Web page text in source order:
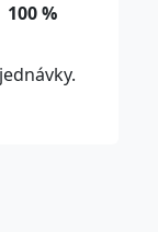
100 %